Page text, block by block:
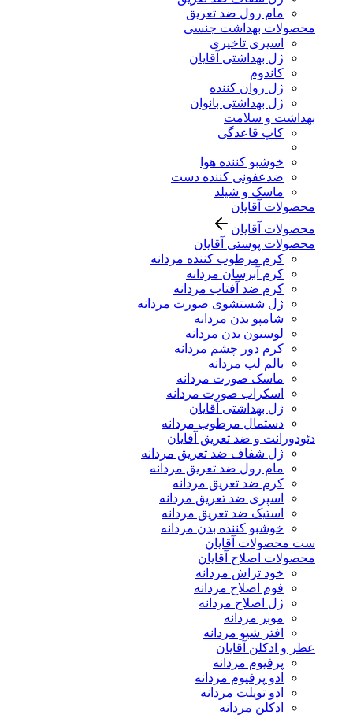
مام رول ضد تعریق
محصولات بهداشت جنسی
اسپری تاخیری
ژل بهداشتی آقایان
کاندوم
ژل روان کننده
ژل بهداشتی بانوان
بهداشت و سلامت
کاپ قاعدگی
خوشبو کننده هوا
ضدعفونی کننده دست
ماسک و شیلد
محصولات آقایان
محصولات آقایان
محصولات پوستی آقایان
کرم مرطوب کننده مردانه
کرم آبرسان مردانه
کرم ضد آفتاب مردانه
ژل شستشوی صورت مردانه
شامپو بدن مردانه
لوسیون بدن مردانه
کرم دور چشم مردانه
بالم لب مردانه
ماسک صورت مردانه
اسکراب صورت مردانه
ژل بهداشتی آقایان
دستمال مرطوب مردانه
دئودورانت و ضد تعریق آقایان
ژل شفاف ضد تعریق مردانه
مام رول ضد تعریق مردانه
کرم ضد تعریق مردانه
اسپری ضد تعریق مردانه
استیک ضد تعریق مردانه
خوشبو کننده بدن مردانه
ست محصولات آقایان
محصولات اصلاح آقایان
خود تراش مردانه
فوم اصلاح مردانه
ژل اصلاح مردانه
موبر مردانه
افتر شیو مردانه
عطر و ادکلن آقایان
پرفیوم مردانه
ادو پرفیوم مردانه
ادو تویلت مردانه
ادکلن مردانه